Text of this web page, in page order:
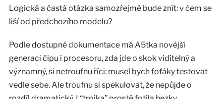
Logická a častá otázka samozřejmě bude znít: v čem se
liší od předchozího modelu?
Podle dostupné dokumentace má A5tka novější
generaci čipu i procesoru, zda jde o skok viditelný a
významný, si netroufnu říci: musel bych foťáky testovat
vedle sebe. Ale troufnu si spekulovat, že nepůjde o